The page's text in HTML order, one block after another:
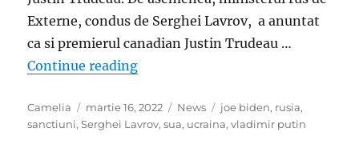
Externe, condus de Serghei Lavrov, a anuntat
ca si premierul canadian Justin Trudeau …
Continue reading„Lavrov, mana dreapta a lui Putin
Author
Camelia
Posted
on
martie 16, 2022 Categories
News Tags
joe biden, rusia,
sanctiuni,Serghei Lavrov,sua, ucraina,vladimir putin